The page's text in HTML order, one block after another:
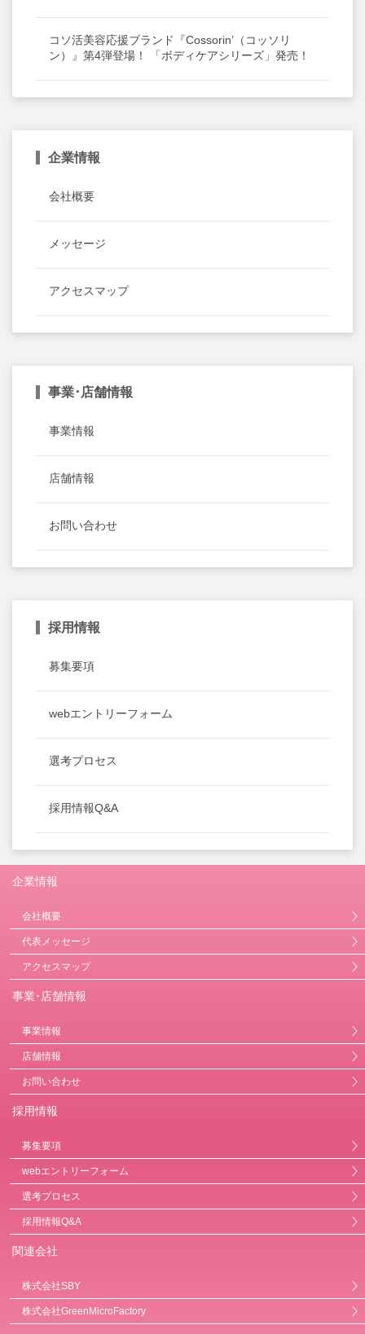
コソ活美容応援ブランド『Cossorin’（コッソリ
ン）』第4弾登場！ 「ボディケアシリーズ」発売！
企業情報
会社概要
メッセージ
アクセスマップ
事業･店舗情報
事業情報
店舗情報
お問い合わせ
採用情報
募集要項
webエントリーフォーム
選考プロセス
採用情報Q&A
企業情報
会社概要
代表メッセージ
アクセスマップ
事業･店舗情報
事業情報
店舗情報
お問い合わせ
採用情報
募集要項
webエントリーフォーム
選考プロセス
採用情報Q&A
関連会社
株式会社SBY
株式会社GreenMicroFactory